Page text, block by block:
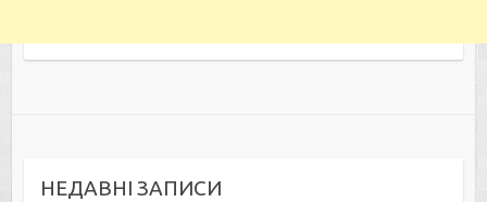
НЕДАВНІ ЗАПИСИ